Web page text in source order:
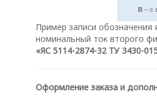
В – с
Пример записи
номинальный ток второго
«ЯС 5114-2874-32 ТУ 3430-
Оформление заказа и